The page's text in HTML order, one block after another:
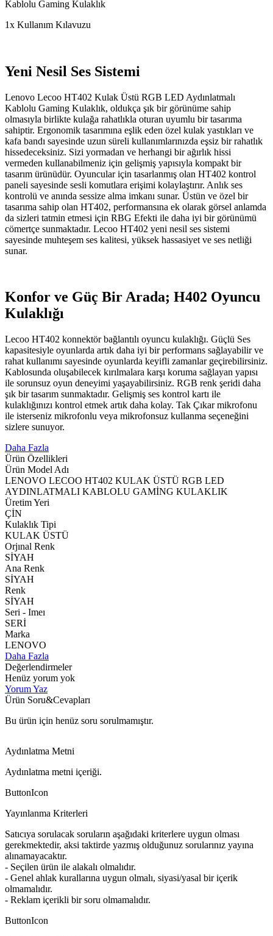
Kablolu Gaming Kulaklık
1x Kullanım Kılavuzu
Yeni Nesil Ses Sistemi
Lenovo Lecoo HT402 Kulak Üstü RGB LED Aydınlatmalı
Kablolu Gaming Kulaklık, oldukça şık bir görünüme sahip
olmasıyla birlikte kulağa rahatlıkla oturan uyumlu bir tasarıma
sahiptir. Ergonomik tasarımına eşlik eden özel kulak yastıkları ve
kafa bandı sayesinde uzun süreli kullanımlarınızda eşsiz bir rahatlık
hissedeceksiniz. Sizi yormadan ve herhangi bir ağırlık hissi
vermeden kullanabilmeniz için gelişmiş yapısıyla kompakt bir
tasarım ürünüdür. Oyuncular için tasarlanmış olan HT402 kontrol
paneli sayesinde sesli komutlara erişimi kolaylaştırır. Anlık ses
kontrolü ve anında sessize alma imkanı sunar. Üstün ve özel bir
tasarıma sahip olan HT402, performansına ek olarak görsel anlamda
da sizleri tatmin etmesi için RBG Efekti ile daha iyi bir görünümü
cömertçe sunmaktadır. Lecoo HT402 yeni nesil ses sistemi
sayesinde muhteşem ses kalitesi, yüksek hassasiyet ve ses netliği
sunar.
Konfor ve Güç Bir Arada; H402 Oyuncu
Kulaklığı
Lecoo HT402 konnektör bağlantılı oyuncu kulaklığı. Güçlü Ses
kapasitesiyle oyunlarda artık daha iyi bir performans sağlayabilir ve
rahat kullanımı sayesinde oyunlarda keyifli zamanlar geçirebilirsiniz.
Kablosunda oluşabilecek kırılmalara karşı koruma sağlayan yapısı
ile sorunsuz oyun deneyimi yaşayabilirsiniz. RGB renk şeridi daha
şık bir tasarım sunmaktadır. Gelişmiş ses kontrol kartı ile
kulaklığınızı kontrol etmek artık daha kolay. Tak Çıkar mikrofonu
ile isterseniz mikrofonlu veya mikrofonsuz kullanma seçeneğini
sizlere sunuyor.
Daha Fazla
Ürün Özellikleri
Ürün Model Adı
LENOVO LECOO HT402 KULAK ÜSTÜ RGB LED
AYDINLATMALI KABLOLU GAMİNG KULAKLIK
Üretim Yeri
ÇİN
Kulaklık Tipi
KULAK ÜSTÜ
Orjınal Renk
SİYAH
Ana Renk
SİYAH
Renk
SİYAH
Seri - Imeı
SERİ
Marka
LENOVO
Daha Fazla
Değerlendirmeler
Henüz yorum yok
Yorum Yaz
Ürün Soru&Cevapları
Bu ürün için henüz soru sorulmamıştır.
Aydınlatma Metni
Aydınlatma metni içeriği.
ButtonIcon
Yayınlanma Kriterleri
Satıcıya sorulacak soruların aşağıdaki kriterlere uygun olması
gerekmektedir, aksi taktirde yazmış olduğunuz sorularınız yayına
alınamayacaktır.
- Seçilen ürün ile alakalı olmalıdır.
- Genel ahlak kurallarına uygun olmalı, siyasi/yasal bir içerik
olmamalıdır.
- Reklam içerikli bir soru olmamalıdır.
ButtonIcon